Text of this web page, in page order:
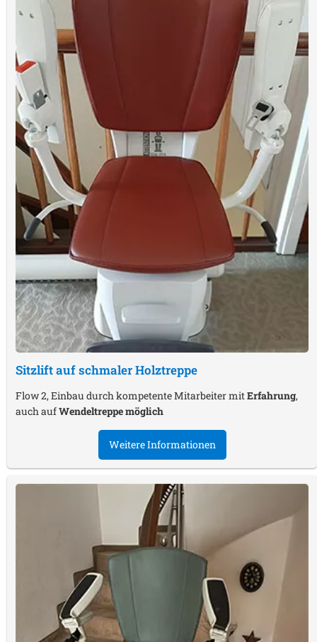
Sitzlift auf schmaler Holztreppe
Flow 2, Einbau durch kompetente Mitarbeiter mitErfahrung,
auch aufWendeltreppe möglich
Weitere Informationen